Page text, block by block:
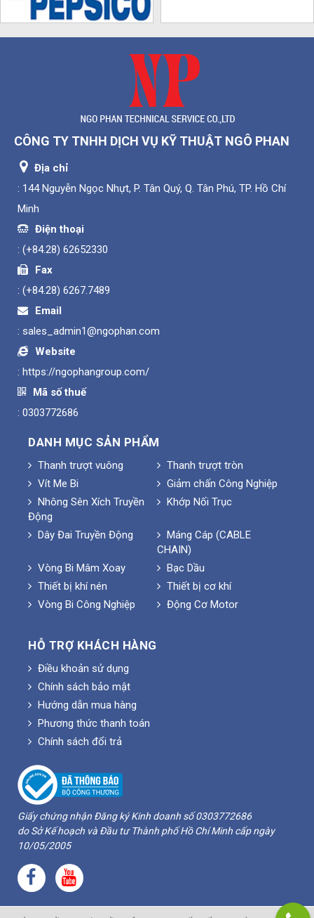
CÔNG TY TNHH DỊCH VỤ KỸ THUẬT NGÔ PHAN
Địa chỉ
: 144 Nguyễn Ngọc Nhựt, P. Tân Quý, Q. Tân Phú, TP. Hồ Chí
Minh
Điện thoại
: (+84.28) 62652330
Fax
: (+84.28) 6267.7489
Email
: sales_admin1@ngophan.com
Website
: https://ngophangroup.com/
Mã số thuế
: 0303772686
DANH MỤC SẢN PHẨM
Thanh trượt vuông
Thanh trượt tròn
Vít Me Bi
Giảm chấn Công Nghiệp
Nhông Sên Xích Truyền
Động
Khớp Nối Trục
Dây Đai Truyền Động
Máng Cáp (CABLE
CHAIN)
Vòng Bi Mâm Xoay
Bạc Dầu
Thiết bị khí nén
Thiết bị cơ khí
Vòng Bi Công Nghiệp
Động Cơ Motor
HỖ TRỢ KHÁCH HÀNG
Điều khoản sử dụng
Chính sách bảo mật
Hướng dẫn mua hàng
Phương thức thanh toán
Chính sách đổi trả
Giấy chứng nhận Đăng ký Kinh doanh số 0303772686
do Sở Kế hoạch và Đầu tư Thành phố Hồ Chí Minh cấp ngày
10/05/2005